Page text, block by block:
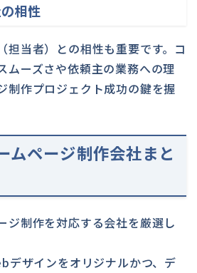
相性
担当者）との相性も重要です。コ
ムーズさや依頼主の業務への理
制作プロジェクト成功の鍵を握
ムページ制作会社まと
ジ制作を対応する会社を厳選し
デザインをオリジナルかつ、デ